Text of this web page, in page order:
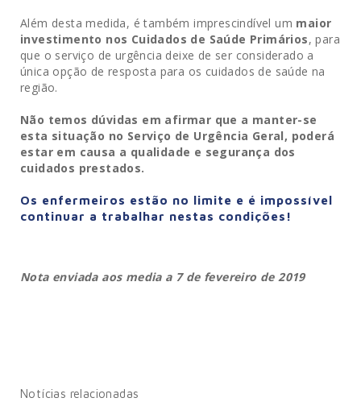
Além desta medida, é também imprescindível um maior
investimento nos Cuidados de Saúde Primários, para
que o serviço de urgência deixe de ser considerado a
única opção de resposta para os cuidados de saúde na
região.
Não temos dúvidas em afirmar que a manter-se
esta situação no Serviço de Urgência Geral, poderá
estar em causa a qualidade e segurança dos
cuidados prestados.
Os enfermeiros estão no limite e é impossível
continuar a trabalhar nestas condições!
Nota enviada aos media a 7 de fevereiro de 2019
Notícias relacionadas